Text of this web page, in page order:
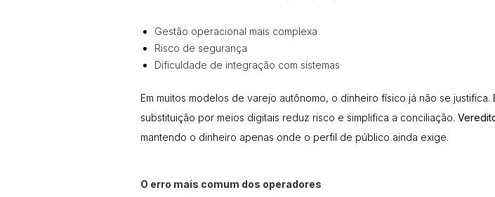
Gestão operacional mais complexa
Risco de segurança
Dificuldade de integração com sistemas
Em muitos modelos de varejo autônomo, o dinheiro físico já não se justifica.
substituição por meios digitais reduz risco e simplifica a conciliação.
mantendo o dinheiro apenas onde o perfil de público ainda exige.
O erro mais comum dos operadores